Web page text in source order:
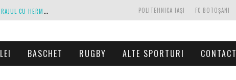
C
IPRIAN PARASCHIV, DECLARAȚII DESPRE SITUAȚIA CLUBULUI, ARBITRAJUL CU HERMANNSTADT ȘI RELAȚIA CU PRIMĂRIA IAȘI
P
OLITEHNICA IAȘI, SCRISOARE DESCHISĂ CĂTRE CONDUCĂTORII FOTBALULUI ROMÂNESC, EUROPEAN ȘI MONDIAL
FC BOTOȘANI
POLITEHNICA IAȘI
BASCHET RUGBY ALTE SPORTURI CONTACT